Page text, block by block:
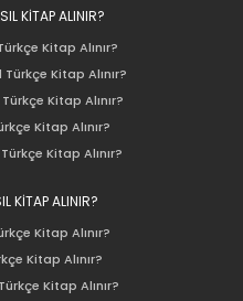
KİTAP ALINIR?
Kitap Alınır?
Kitap Alınır?
Kitap Alınır?
Kitap Alınır?
Kitap Alınır?
KİTAP ALINIR?
Kitap Alınır?
Kitap Alınır?
Kitap Alınır?